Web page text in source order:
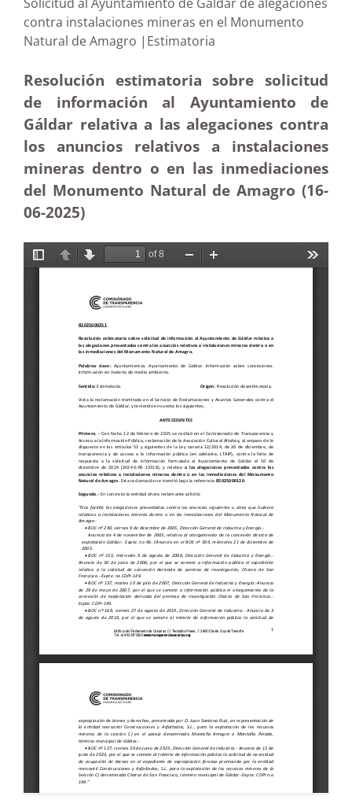
contra instalaciones mineras en el Monumento
Natural de Amagro |Estimatoria
Resolución estimatoria sobre solicitud
de información al Ayuntamiento de
Gáldar relativa a las alegaciones contra
los anuncios relativos a instalaciones
mineras dentro o en las inmediaciones
del Monumento Natural de Amagro (16-
06-2025)